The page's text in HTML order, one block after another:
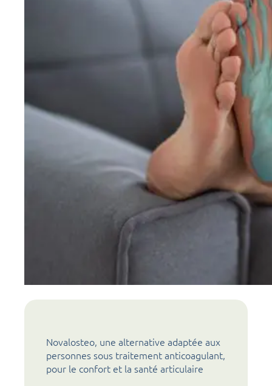
Novalosteo, une alternative adaptée aux
personnes sous traitement anticoagulant,
pour le confort et la santé articulaire